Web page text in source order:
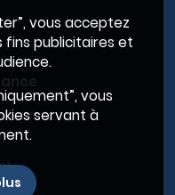
Lyon
vous acceptez
fins publicitaires et
vous
servant à